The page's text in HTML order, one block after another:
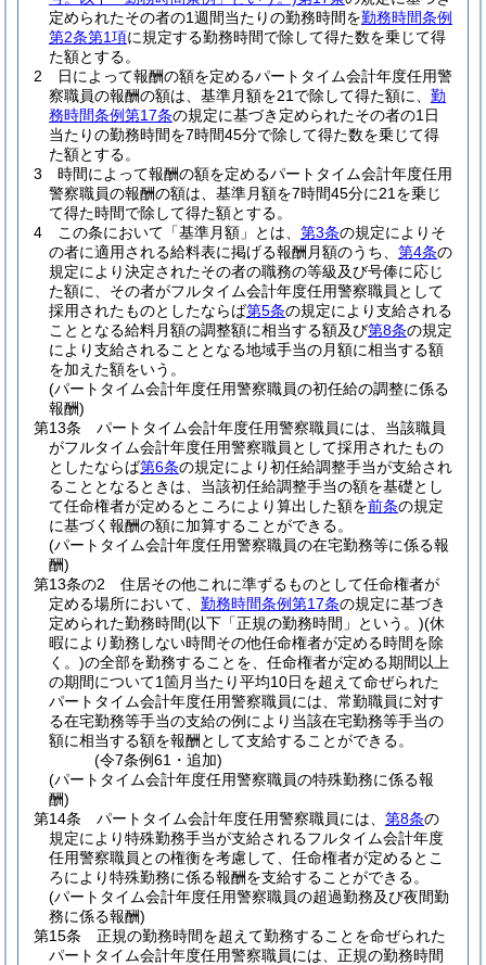
定められたその者の1週間当たりの勤務時間を勤務時間条例
第2条第1項に規定する勤務時間で除して得た数を乗じて得
た額とする。
2
日によって報酬の額を定めるパートタイム会計年度任用警
察職員の報酬の額は、基準月額を21で除して得た額に、 勤
務時間条例第17条の規定に基づき定められたその者の1日
当たりの勤務時間を7時間45分で除して得た数を乗じて得
た額とする。
3
時間によって報酬の額を定めるパートタイム会計年度任用
警察職員の報酬の額は、基準月額を7時間45分に21を乗じ
て得た時間で除して得た額とする。
4
この条において「基準月額」とは、 第3条の規定によりそ
の者に適用される給料表に掲げる報酬月額のうち、 第4条の
規定により決定されたその者の職務の等級及び号俸に応じ
た額に、その者がフルタイム会計年度任用警察職員として
採用されたものとしたならば第5条の規定により支給される
こととなる給料月額の調整額に相当する額及び第8条の規定
により支給されることとなる地域手当の月額に相当する額
を加えた額をいう。
(パートタイム会計年度任用警察職員の初任給の調整に係る
報酬)
第13条
パートタイム会計年度任用警察職員には、当該職員
がフルタイム会計年度任用警察職員として採用されたもの
としたならば第6条の規定により初任給調整手当が支給され
ることとなるときは、当該初任給調整手当の額を基礎とし
て任命権者が定めるところにより算出した額を前条の規定
に基づく報酬の額に加算することができる。
(パートタイム会計年度任用警察職員の在宅勤務等に係る報
酬)
第13条の2
住居その他これに準ずるものとして任命権者が
定める場所において、 勤務時間条例第17条の規定に基づき
定められた勤務時間(以下「正規の勤務時間」という。)(休
暇により勤務しない時間その他任命権者が定める時間を除
く。)の全部を勤務することを、任命権者が定める期間以上
の期間について1箇月当たり平均10日を超えて命ぜられた
パートタイム会計年度任用警察職員には、常勤職員に対す
る在宅勤務等手当の支給の例により当該在宅勤務等手当の
額に相当する額を報酬として支給することができる。
(令7条例61・追加)
(パートタイム会計年度任用警察職員の特殊勤務に係る報
酬)
第14条
パートタイム会計年度任用警察職員には、 第8条の
規定により特殊勤務手当が支給されるフルタイム会計年度
任用警察職員との権衡を考慮して、任命権者が定めるとこ
ろにより特殊勤務に係る報酬を支給することができる。
(パートタイム会計年度任用警察職員の超過勤務及び夜間勤
務に係る報酬)
第15条
正規の勤務時間を超えて勤務することを命ぜられた
パートタイム会計年度任用警察職員には、正規の勤務時間